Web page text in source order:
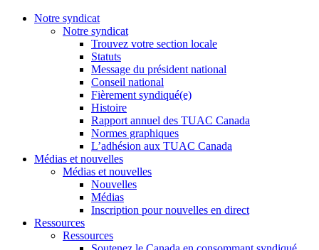
Notre syndicat
Notre syndicat
Trouvez votre section locale
Statuts
Message du président national
Conseil national
Fièrement syndiqué(e)
Histoire
Rapport annuel des TUAC Canada
Normes graphiques
L’adhésion aux TUAC Canada
Médias et nouvelles
Médias et nouvelles
Nouvelles
Médias
Inscription pour nouvelles en direct
Ressources
Ressources